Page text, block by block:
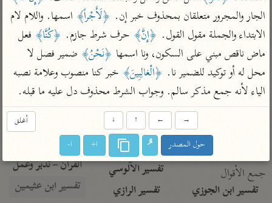
Type 2 or more characters for results.
Type 1 or more
characters for results.
أمّهات
تفسير الطبري
تفسير ابن كثير
تفسير القرطبي
تفسير البغوي
جمع الأقوال
تفسير ابن الجوزي
عامّة
فتح البيان للقنوجي
فتح القدير للشوكاني
تفسير ابن جزي
موسوعات
تفسير الآلوسي
تفسير الرازي
معاصرة
الميسر
المختصر في
التفسير
تفسير السعدي
أيسر التفاسير
القرآن – تدبر وعمل
تفسير ابن عثيمين
الجار والمجرور متعلقان بمحذوف خبر إن. ﴿لَأَجْراً﴾
الابتداء والجملة مقول القول. ﴿إِنَّ﴾ حرف شرط جازم. ﴿كُنَّا﴾
ماض ناقص مبني على السكون، ونا اسمها ﴿نَحْنُ﴾
محل له أو توكيد للضمير نا. ﴿الْغالِبِينَ﴾
الياء لأنه جمع مذكر سالم. وجواب الشرط محذوف دل عليه ما قبله.
أغلق →
←
↑
↓
حول المصدر ا+ ا-